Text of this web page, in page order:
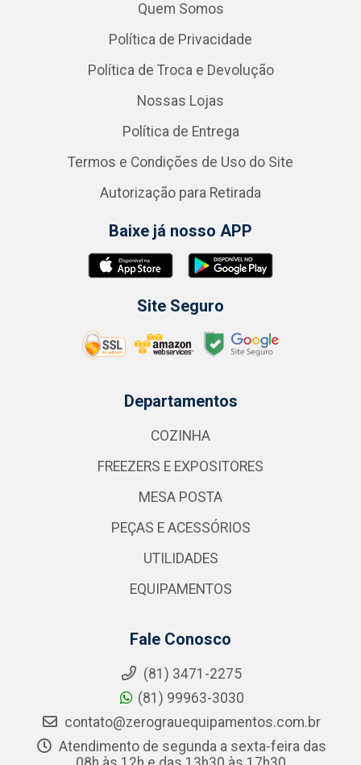
Quem Somos
Política de Privacidade
Política de Troca e Devolução
Nossas Lojas
Política de Entrega
Termos e Condições de Uso do Site
Autorização para Retirada
Baixe já nosso APP
Site Seguro
Departamentos
COZINHA
FREEZERS E EXPOSITORES
MESA POSTA
PEÇAS E ACESSÓRIOS
UTILIDADES
EQUIPAMENTOS
Fale Conosco
(81) 3471-2275
(81) 99963-3030
contato@zerograuequipamentos.com.br
Atendimento de segunda a sexta-feira das